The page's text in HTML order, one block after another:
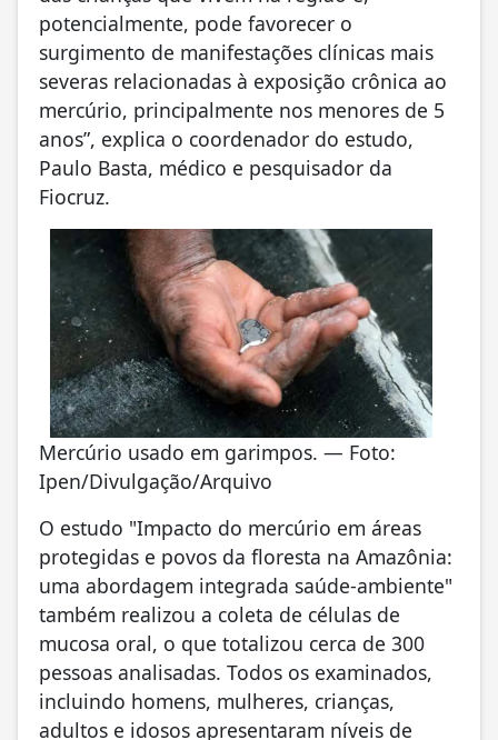
potencialmente, pode favorecer o
surgimento de manifestações clínicas mais
severas relacionadas à exposição crônica ao
mercúrio, principalmente nos menores de 5
anos”, explica o coordenador do estudo,
Paulo Basta, médico e pesquisador da
Fiocruz.
Mercúrio usado em garimpos. — Foto:
Ipen/Divulgação/Arquivo
O estudo "Impacto do mercúrio em áreas
protegidas e povos da floresta na Amazônia:
uma abordagem integrada saúde-ambiente"
também realizou a coleta de células de
mucosa oral, o que totalizou cerca de 300
pessoas analisadas. Todos os examinados,
incluindo homens, mulheres, crianças,
adultos e idosos apresentaram níveis de